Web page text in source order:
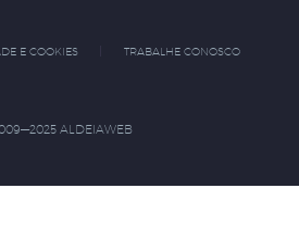
E COOKIES TRABALHE CONOSCO
ALDEIAWEB